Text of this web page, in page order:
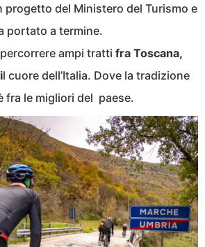
progetto del Ministero del Turismo e
portato a termine.
ampi tratti fra Toscana,
l cuore dell’Italia. Dove la tradizione
fra le migliori del paese.